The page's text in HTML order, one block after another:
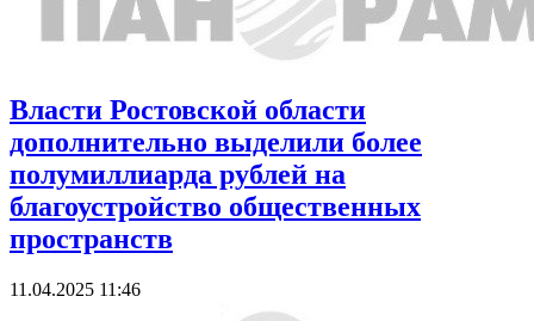
Власти Ростовской области
дополнительно выделили более
полумиллиарда рублей на
благоустройство общественных
пространств
11.04.2025 11:46